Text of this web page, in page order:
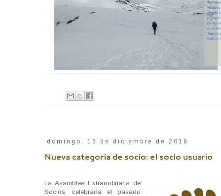
domingo, 16 de diciembre de 2018
Nueva categoría de socio: el socio usuario
La Asamblea Extraordinaria de
Socios, celebrada el pasado